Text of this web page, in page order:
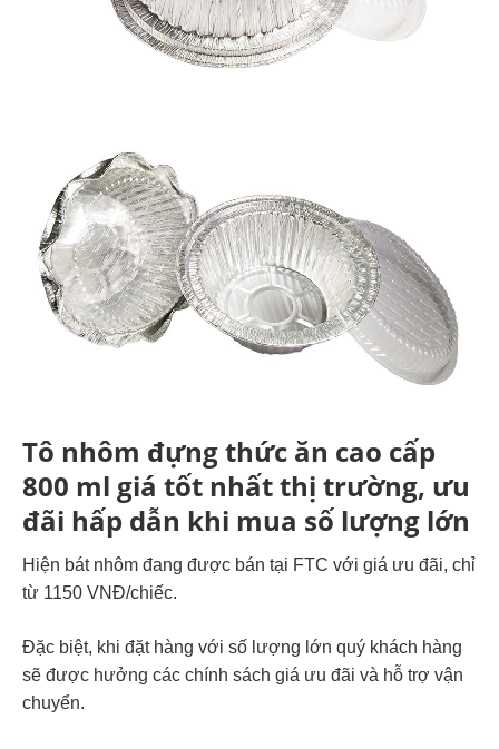
Tô nhôm đựng thức ăn cao cấp
800 ml giá tốt nhất thị trường, ưu
đãi hấp dẫn khi mua số lượng lớn
Hiện bát nhôm đang được bán tại FTC với giá ưu đãi, chỉ
từ 1150 VNĐ/chiếc.
Đặc biệt, khi đặt hàng với số lượng lớn quý khách hàng
sẽ được hưởng các chính sách giá ưu đãi và hỗ trợ vận
chuyển.